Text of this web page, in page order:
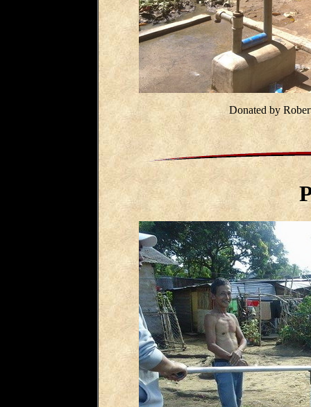
Donated by